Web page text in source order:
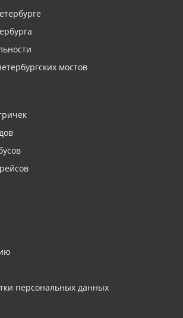
мостов
персональных данных